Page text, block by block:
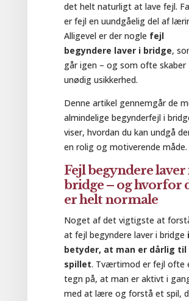
det helt naturligt at lave fejl.
er fejl en uundgåelig del af
Alligevel er der nogle fejl
begyndere laver i bridge,
går igen – og som ofte skaber
unødig usikkerhed.
Denne artikel gennemgår de
almindelige begynderfejl i
viser, hvordan du kan undgå
en rolig og motiverende måde.
Fejl begyndere laver
bridge – og hvorfor
er helt normale
Noget af det vigtigste at
at fejl begyndere laver i bridge
betyder, at man er dårlig til
spillet. Tværtimod er fejl ofte
tegn på, at man er aktivt i
med at lære og forstå et spil,